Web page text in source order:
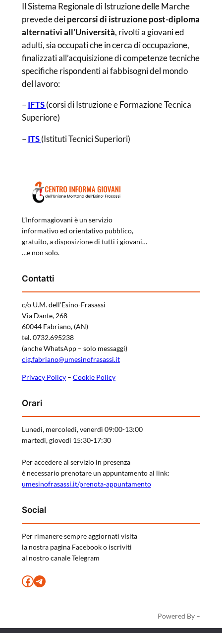
Il Sistema Regionale di Istruzione delle Marche
prevede deipercorsi di istruzione post-diploma
alternativi all’Università, rivolti a giovani ed
adulti, sia occupati che in cerca di occupazione,
finalizzati all’acquisizione di competenze tecniche
specifiche rispondenti ai fabbisogni del mondo
del lavoro:
–IFTS(corsi di Istruzione e Formazione Tecnica
Superiore)
–ITS(Istituti Tecnici Superiori)
L’Informagiovani è un servizio
informativo ed orientativo pubblico,
gratuito, a disposizione di tutti i giovani…
…e non solo.
Contatti
c/o U.M. dell’Esino-Frasassi
Via Dante, 268
60044 Fabriano, (AN)
tel. 0732.695238
(anche WhatsApp – solo messaggi)
cig.fabriano@umesinofrasassi.it
Privacy Policy– Cookie Policy
Orari
Lunedì, mercoledì, venerdì 09:00-13:00
martedì, giovedì 15:30-17:30
Per accedere al servizio in presenza
è necessario prenotare un appuntamento al link:
umesinofrasassi.it/prenota-appuntamento
Social
Per rimanere sempre aggiornati visita
la nostra pagina Facebook o iscriviti
al nostro canale Telegram
Facebook Telegram
Powered By –